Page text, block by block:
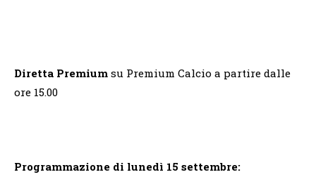
Diretta Premium su Premium Calcio a partire dalle
ore 15.00
Programmazione di lunedì 15 settembre: